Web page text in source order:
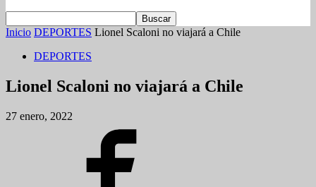
Inicio DEPORTES Lionel Scaloni no viajará a Chile
DEPORTES
Lionel Scaloni no viajará a Chile
27 enero, 2022